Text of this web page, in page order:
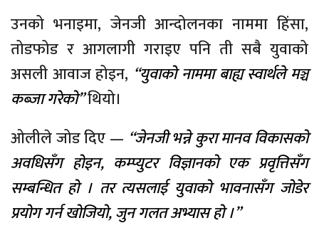
उनको भनाइमा, जेनजी आन्दोलनका नाममा हिंसा,
तोडफोड र आगलागी गराइए पनि ती सबै युवाको
असली आवाज होइन, “युवाको नाममा बाह्य स्वार्थले मञ्च
कब्जा गरेको”थियो।
ओलीले जोड दिए — “जेनजी भन्ने कुरा मानव विकासको
अवधिसँग होइन, कम्प्युटर विज्ञानको एक प्रवृत्तिसँग
सम्बन्धित हो । तर त्यसलाई युवाको भावनासँग जोडेर
प्रयोग गर्न खोजियो, जुन गलत अभ्यास हो ।”